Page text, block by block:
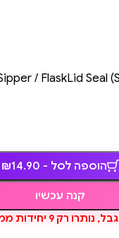
הוספה לסל - ₪14.90
קנה עכשיו
רק 9 יחידות ממוצר זה.